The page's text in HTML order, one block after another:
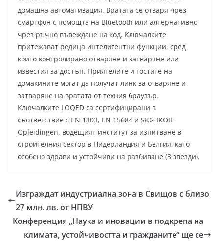
домашна автоматизация. Вратата се отваря чрез
смартфон с помощта на Bluetooth или алтернативно
чрез ръчно въвеждане на код. Ключалките
притежават редица интелигентни функции, сред
които контролирано отваряне и затваряне или
известия за достъп. Приятелите и гостите на
домакините могат да получат линк за отваряне и
затваряне на вратата от техния браузър.
Ключалките LOQED са сертифицирани в
съответствие с EN 1303, EN 15684 и SKG-IKOB-
Opleidingen, водещият институт за изпитване в
строителния сектор в Нидерландия и Белгия, като
особено здрави и устойчиви на разбиване (3 звезди).
Изграждат индустриална зона в Свищов с близо
27 млн. лв. от НПВУ
Конференция „Наука и иновации в подкрепа на
климата, устойчивостта и гражданите“ ще се